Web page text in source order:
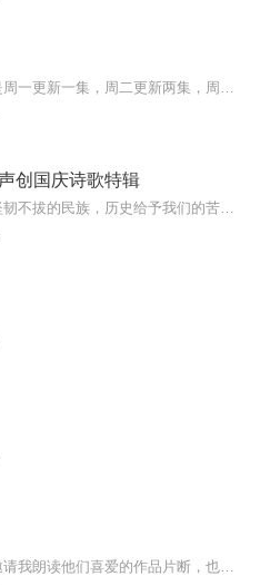
创国庆诗歌特辑